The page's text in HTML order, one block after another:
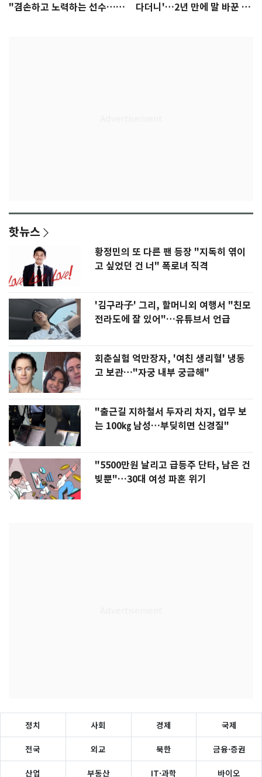
"겸손하고 노력하는 선수…좋
다더니'…2년 만에 말 바꾼 이
핫뉴스
황정민의 또 다른 팬 등장 "지독히 엮이
고 싶었던 건 너" 폭로녀 직격
'김구라子' 그리, 할머니외 여행서 "친모
전라도에 잘 있어"…유튜브서 언급
회춘실험 억만장자, '여친 생리혈' 냉동
고 보관…"자궁 내부 궁금해"
"출근길 지하철서 두자리 차지, 업무 보
는 100㎏ 남성…부딪히면 신경질"
"5500만원 날리고 급등주 단타, 남은 건
빚뿐"…30대 여성 파혼 위기
정치 사회 경제 국제
전국 외교 북한 금융·증권
산업 부동산 IT·과학 바이오